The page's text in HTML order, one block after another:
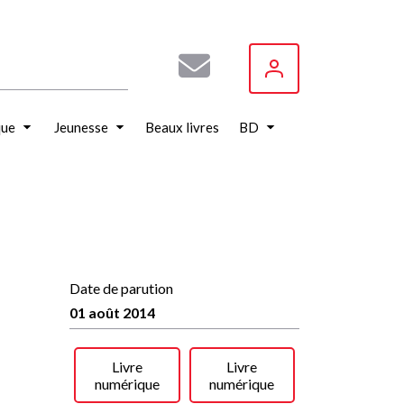
Jeunesse Beaux livres BD
Date de parution
01 août 2014
Livre
numérique
Livre
numérique